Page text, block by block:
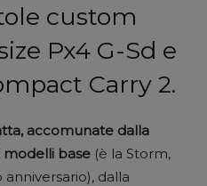
custom
Px4 G-Sd e
Carry 2.
accomunate dalla
modelli base (è la Storm,
dalla